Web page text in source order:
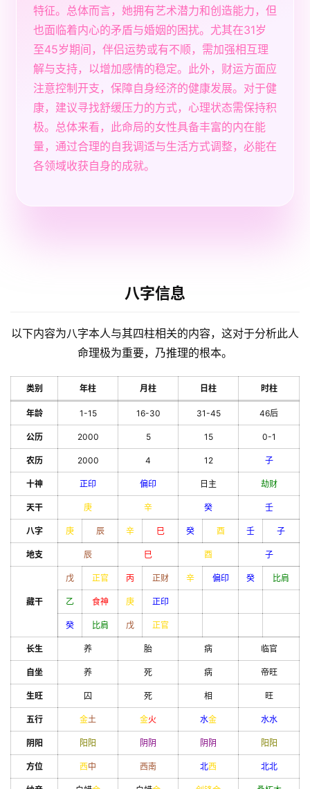
特征。总体而言，她拥有艺术潜力和创造能力，但
也面临着内心的矛盾与婚姻的困扰。尤其在31岁
至45岁期间，伴侣运势或有不顺，需加强相互理
解与支持，以增加感情的稳定。此外，财运方面应
注意控制开支，保障自身经济的健康发展。对于健
康，建议寻找舒缓压力的方式，心理状态需保持积
极。总体来看，此命局的女性具备丰富的内在能
量，通过合理的自我调适与生活方式调整，必能在
各领域收获自身的成就。
八字信息
以下内容为八字本人与其四柱相关的内容，这对于分析此人
命理极为重要，乃推理的根本。
类别 年柱 月柱 日柱 时柱
年龄 1-15 16-30 31-45 46后
公历 2000 5 15 0-1
农历 2000 4 12 子
十神 正印 偏印 日主 劫财
天干 庚 辛 癸 壬
八字 庚 辰 辛 巳 癸 酉 壬 子
地支 辰 巳 酉 子
藏干
戊 正官 丙 正财 辛 偏印 癸 比肩
乙 食神 庚 正印
癸 比肩 戊 正官
长生 养 胎 病 临官
自坐 养 死 病 帝旺
生旺 囚 死 相 旺
五行 金土 金火 水金 水水
阴阳 阳 阳 阴 阴 阴 阴 阳 阳
方位 西中 西南 北西 北北